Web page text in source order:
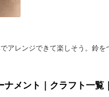
アレンジできて楽しそう。鈴を
ナメント｜クラフト一